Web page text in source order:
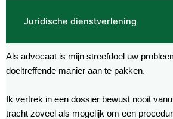
Juridische dienstverlening
Als advocaat is mijn streefdoel uw
doeltreffende manier aan te pakken.
Ik vertrek in een dossier bewust nooit
tracht zoveel als mogelijk om een